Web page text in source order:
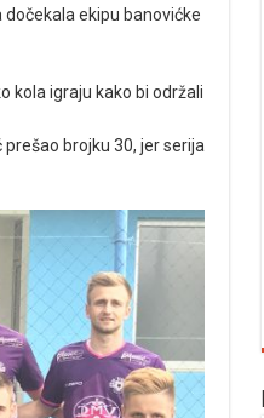
dočekala ekipu banovićke
kola igraju kako bi održali
brojku 30, jer serija